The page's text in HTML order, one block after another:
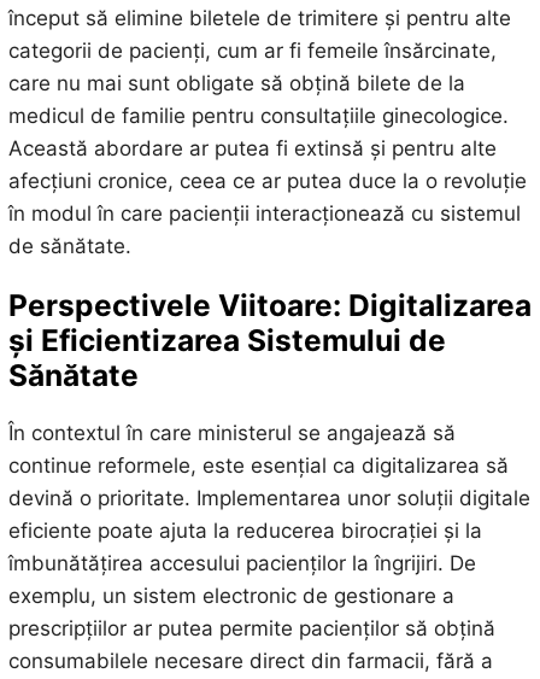
început să elimine biletele de trimitere și pentru alte
categorii de pacienți, cum ar fi femeile însărcinate,
care nu mai sunt obligate să obțină bilete de la
medicul de familie pentru consultațiile ginecologice.
Această abordare ar putea fi extinsă și pentru alte
afecțiuni cronice, ceea ce ar putea duce la o revoluție
în modul în care pacienții interacționează cu sistemul
de sănătate.
Perspectivele Viitoare: Digitalizarea
și Eficientizarea Sistemului de
Sănătate
În contextul în care ministerul se angajează să
continue reformele, este esențial ca digitalizarea să
devină o prioritate. Implementarea unor soluții digitale
eficiente poate ajuta la reducerea birocrației și la
îmbunătățirea accesului pacienților la îngrijiri. De
exemplu, un sistem electronic de gestionare a
prescripțiilor ar putea permite pacienților să obțină
consumabilele necesare direct din farmacii, fără a